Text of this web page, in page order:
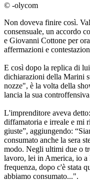
© -olycom
Non doveva finire così.
consensuale, un accordo
e Giovanni Cottone per
affermazioni e
E così dopo la replica di
dichiarazioni della Marini
nozze", è la volta della
lancia la sua
L'imprenditore aveva
diffamatoria e irreale e mi
giuste”, aggiungendo:
consumato anche la sera
modo. Negli ultimi due o
lavoro, lei in America, io a
frequenza, dopo c'è stata
abbiamo consumato...".